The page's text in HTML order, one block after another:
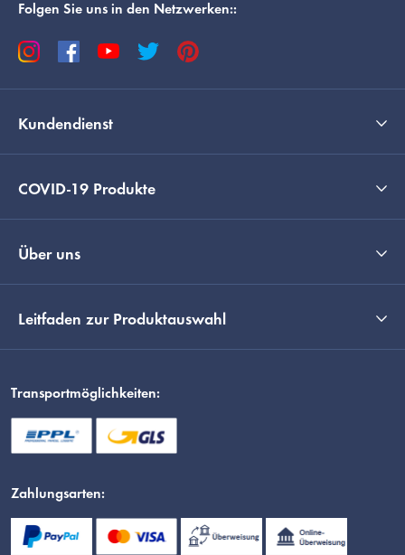
Folgen Sie uns in den Netzwerken::
Kundendienst
COVID-19 Produkte
Über uns
Leitfaden zur Produktauswahl
Transportmöglichkeiten:
Zahlungsarten: